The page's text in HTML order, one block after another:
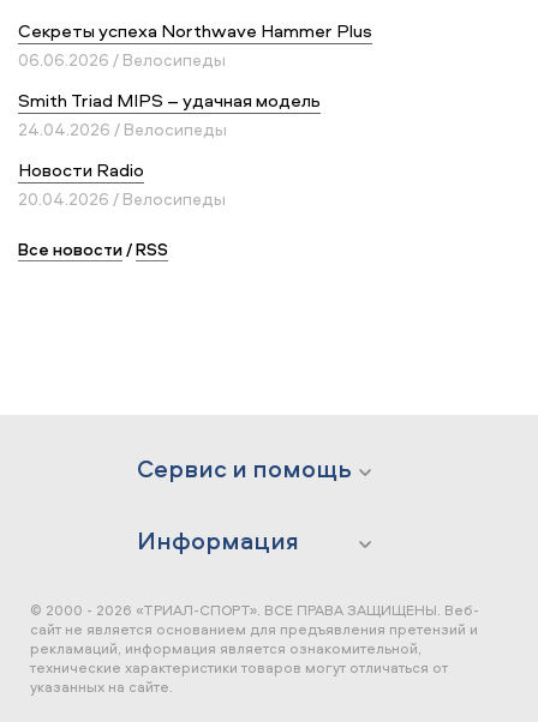
Секреты успеха Northwave Hammer Plus
06.06.2026 / Велосипеды
Smith Triad MIPS – удачная модель
24.04.2026 / Велосипеды
Новости Radio
20.04.2026 / Велосипеды
Все новости/RSS
Сервис и помощь
Информация
© 2000 - 2026 «ТРИАЛ-СПОРТ». ВСЕ ПРАВА ЗАЩИЩЕНЫ. Веб-
сайт не является основанием для предъявления претензий и
рекламаций, информация является ознакомительной,
технические характеристики товаров могут отличаться от
указанных на сайте.